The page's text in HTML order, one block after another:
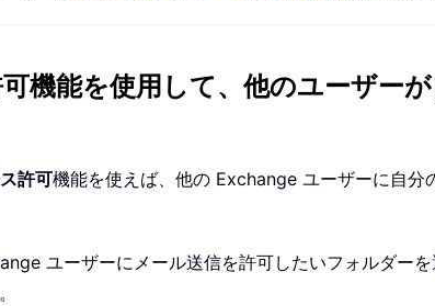
機能を使用して、他のユーザー
許可機能を使えば、他の Exchange ユーザーに自分
ユーザーにメール送信を許可したいフォルダー